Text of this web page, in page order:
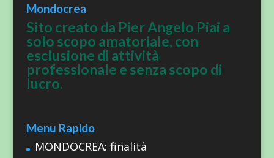
Mondocrea
Sito creato da Pier Angelo Piai a
solo scopo amatoriale, con
esclusione di attività
professionale e senza scopo di
lucro.
Menu Rapido
MONDOCREA: finalità